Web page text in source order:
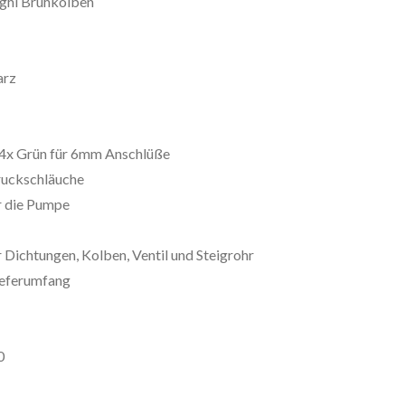
Grün für 6mm Anschlüße
Pumpe
Kolben, Ventil und Steigrohr